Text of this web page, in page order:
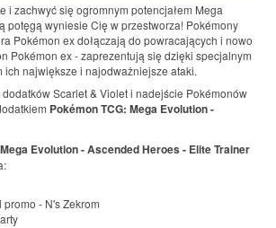
i zachwyć się ogromnym potencjałem Mega
potęgą wyniesie Cię w przestworza! Pokémony
Pokémon ex dołączają do powracających i nowo
Pokémon ex - zaprezentują się dzięki specjalnym
ich największe i najodważniejsze ataki.
Scarlet & Violet i nadejście Pokémonów
Pokémon TCG: Mega Evolution -
Evolution - Ascended Heroes - Elite Trainer
promo - N's Zekrom